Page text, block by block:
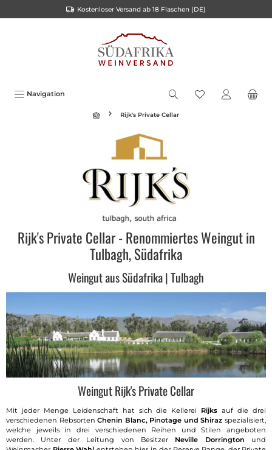
Kostenloser Versand ab 18 Flaschen (DE)
Navigation
Rijk's Private Cellar
Rijk's Private Cellar - Renommiertes Weingut in
Tulbagh, Südafrika
Weingut aus Südafrika | Tulbagh
Weingut Rijk's Private Cellar
Mit jeder Menge Leidenschaft hat sich die Kellerei Rijks auf die drei
verschiedenen RebsortenChenin Blanc, Pinotage und Shiraz spezialisiert,
welche jeweils in drei verschiedenen Reihen und Stilen angeboten
werden. Unter der Leitung von Besitzer Neville Dorrington und